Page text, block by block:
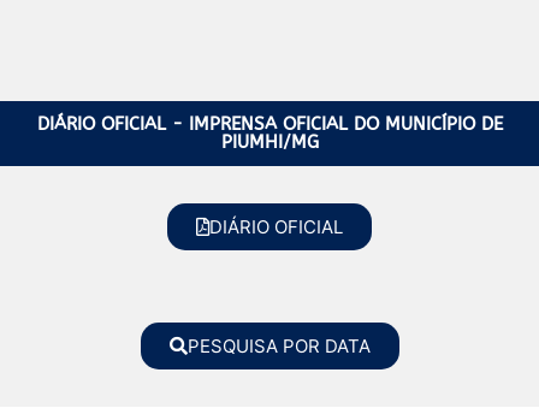
DIÁRIO OFICIAL - IMPRENSA OFICIAL DO MUNICÍPIO DE
PIUMHI/MG
DIÁRIO OFICIAL
PESQUISA POR DATA